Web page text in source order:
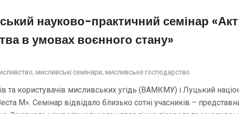
науково-практичний семінар
в умовах воєнного стану»
, мисливські семінари, мисливське господарство
та користувачів мисливських угідь (ВАМКМУ) і Луцький
М». Семінар відвідало близько сотні учасників –